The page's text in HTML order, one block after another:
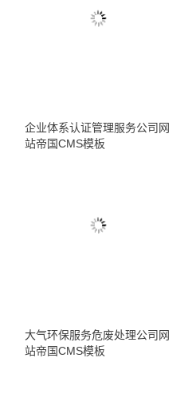
企业体系认证管理服务公司网
站帝国CMS模板
大气环保服务危废处理公司网
站帝国CMS模板